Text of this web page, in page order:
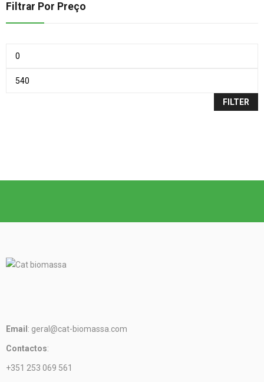
Filtrar Por Preço
FILTER
Email : geral@cat-biomassa.com
Contactos:
+351 253 069 561